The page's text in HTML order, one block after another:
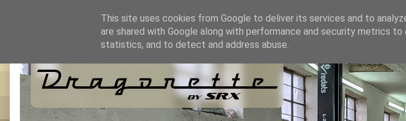
This site uses cookies from Google to deliver its services and to
are shared with Google along with performance and security metrics
statistics, and to detect and address abuse.